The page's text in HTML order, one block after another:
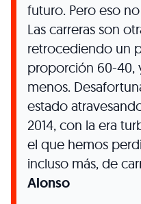
futuro. Pero eso
Las carreras son
retrocediendo un
proporción 60-40,
menos.
estado
2014, con la era
el que hemos
incluso más, de
Alonso